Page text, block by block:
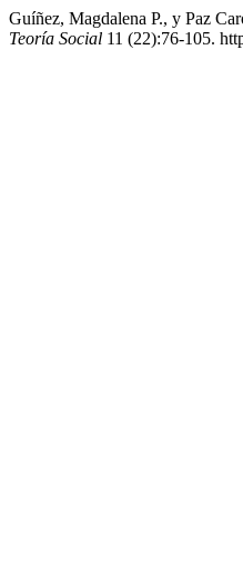
Guíñez, Magdalena P., y Paz
Teoría Social 11 (22):76-105.